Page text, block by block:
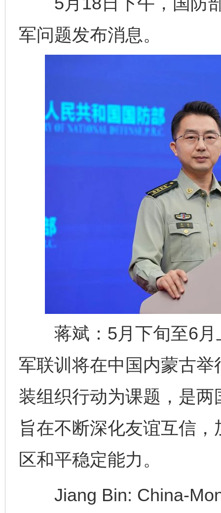
军问题发布消息。
蒋斌：5月下旬至6月
军联训将在中国内蒙古
装组织行动为课题，是
旨在不断深化友谊互信
区和平稳定能力。
Jiang Bin: China-